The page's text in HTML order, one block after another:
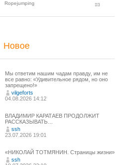
Ropejumping
Новое
Мы ответим нашим чадам правду, им не
все равно: «Удивительное рядом, но оно
запрещено!»
vilgeforts
04.08.2026 14:12
ВЛАДИМИР КАРАТАЕВ ПРОДОЛЖИТ
РАССКАЗЫВАТЬ…
ssh
23.07.2026 19:01
«НИКОЛАЙ ТОТМЯНИН. Страницы жизни»
ssh